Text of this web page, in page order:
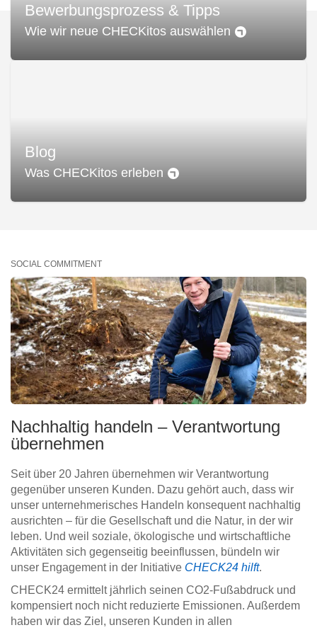
Bewerbungsprozess & Tipps
Wie wir neue CHECKitos auswählen
Blog
Was CHECKitos erleben
SOCIAL COMMITMENT
Nachhaltig handeln – Verantwortung
übernehmen
Seit über 20 Jahren übernehmen wir Verantwortung
gegenüber unseren Kunden. Dazu gehört auch, dass wir
unser unternehmerisches Handeln konsequent nachhaltig
ausrichten – für die Gesellschaft und die Natur, in der wir
leben. Und weil soziale, ökologische und wirtschaftliche
Aktivitäten sich gegenseitig beeinflussen, bündeln wir
unser Engagement in der Initiative CHECK24 hilft.
CHECK24 ermittelt jährlich seinen CO2-Fußabdruck und
kompensiert noch nicht reduzierte Emissionen. Außerdem
haben wir das Ziel, unseren Kunden in allen